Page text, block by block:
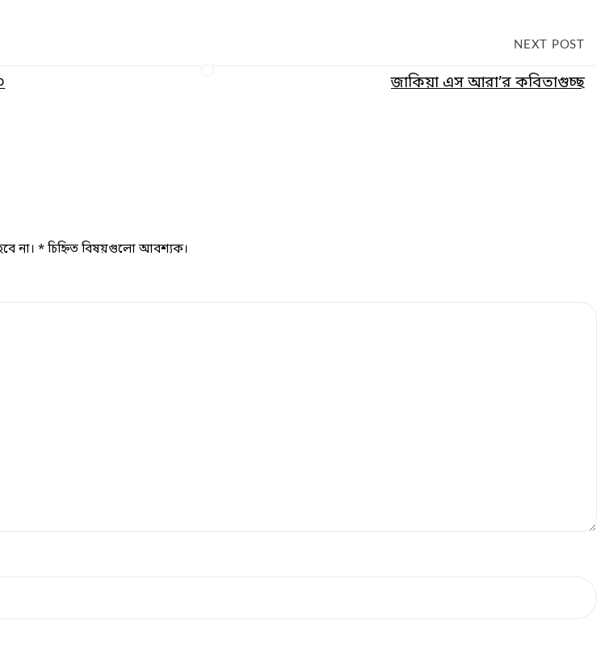
NEXT POST
জাকিয়া এস আরা’র কবিতাগুচ্ছ
না। *চিহ্নিত বিষয়গুলো আবশ্যক।